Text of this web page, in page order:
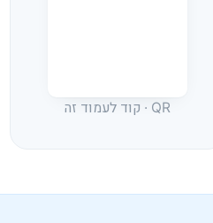
QR · קוד לעמוד זה